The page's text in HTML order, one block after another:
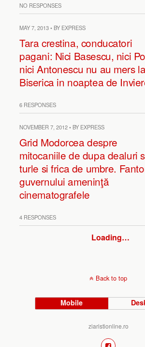
NO RESPONSES
MAY 7, 2013 • BY EXPRESS
Tara crestina, conducatori
pagani: Nici Basescu, nici
nici Antonescu nu au mers la
Biserica in noaptea de
6 RESPONSES
NOVEMBER 7, 2012 • BY EXPRESS
Grid Modorcea despre
mitocaniile de dupa dealuri
turle si frica de umbre.
guvernului ameninţă
cinematografele
4 RESPONSES
Loading…
Back to top
Mobile
ziaristionline.ro